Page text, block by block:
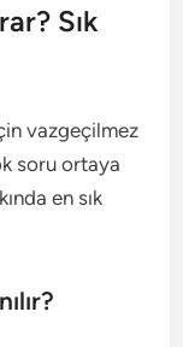
Sık
vazgeçilmez
soru ortaya
en sık